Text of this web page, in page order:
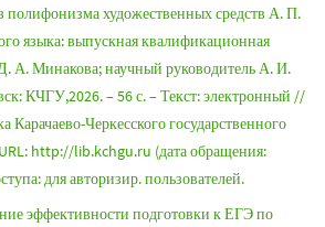
художественных средств А. П.
языка: выпускная квалификационная
Д. А. Минакова; научный руководитель А. И.
КЧГУ,2026. – 56 с. – Текст: электронный //
Карачаево-Черкесского государственного
http://lib.kchgu.ru (дата обращения:
для авторизир. пользователей.
эффективности подготовки к ЕГЭ по